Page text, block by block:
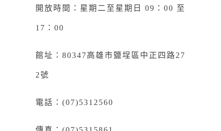
開放時間：星期二至星期日 09：00 至
17：00
館址：80347高雄市鹽埕區中正四路27
2號
電話：(07)5312560